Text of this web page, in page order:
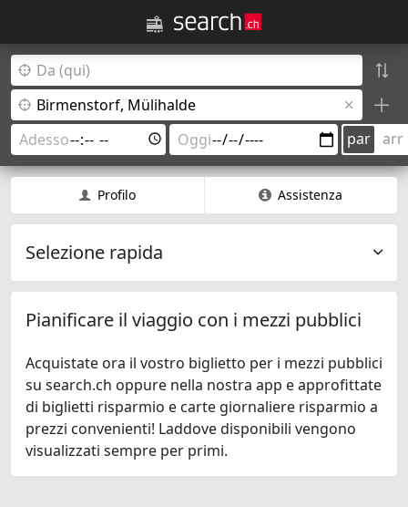
par arr
Profilo Assistenza
Selezione rapida
Pianificare il viaggio con i mezzi pubblici
Acquistate ora il vostro biglietto per i mezzi pubblici
su search.ch oppure nella nostra app e approfittate
di biglietti risparmio e carte giornaliere risparmio a
prezzi convenienti! Laddove disponibili vengono
visualizzati sempre per primi.